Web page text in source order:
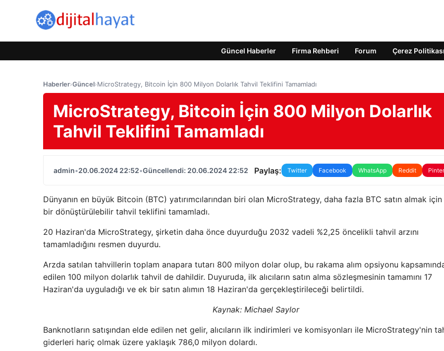
Güncel Haberler Firma Rehberi Forum Çerez Politikası
Haberler›Güncel›MicroStrategy, Bitcoin İçin 800 Milyon Dolarlık Tahvil Teklifini Tamamladı
MicroStrategy, Bitcoin İçin 800 Milyon Dolarlık
Tahvil Teklifini Tamamladı
admin•20.06.2024 22:52•Güncellendi: 20.06.2024 22:52 Paylaş: Twitter Facebook WhatsApp Reddit
Dünyanın en büyük Bitcoin (BTC) yatırımcılarından biri olan MicroStrategy, daha fazla BTC satın almak
bir dönüştürülebilir tahvil teklifini tamamladı.
20 Haziran'da MicroStrategy, şirketin daha önce duyurduğu 2032 vadeli %2,25 öncelikli tahvil arzını
tamamladığını resmen duyurdu.
Arzda satılan tahvillerin toplam anapara tutarı 800 milyon dolar olup, bu rakama alım opsiyonu
edilen 100 milyon dolarlık tahvil de dahildir. Duyuruda, ilk alıcıların satın alma sözleşmesinin tamamını 17
Haziran'da uyguladığı ve ek bir satın alımın 18 Haziran'da gerçekleştirileceği belirtildi.
Kaynak: Michael Saylor
Banknotların satışından elde edilen net gelir, alıcıların ilk indirimleri ve komisyonları ile MicroStrategy'nin
giderleri hariç olmak üzere yaklaşık 786,0 milyon dolardı.